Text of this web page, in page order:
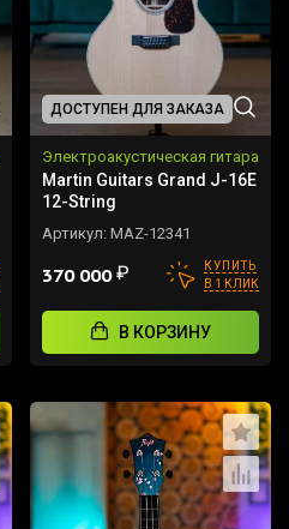
ДОСТУПЕН ДЛЯ ЗАКАЗА
Электроакустическая гитара
Martin Guitars Grand J-16E
12-String
Артикул: MAZ-12341
370 000₽
КУПИТЬ
В 1 КЛИК
В КОРЗИНУ